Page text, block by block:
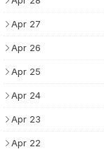
Apr 27
Apr 26
Apr 25
Apr 24
Apr 23
Apr 22